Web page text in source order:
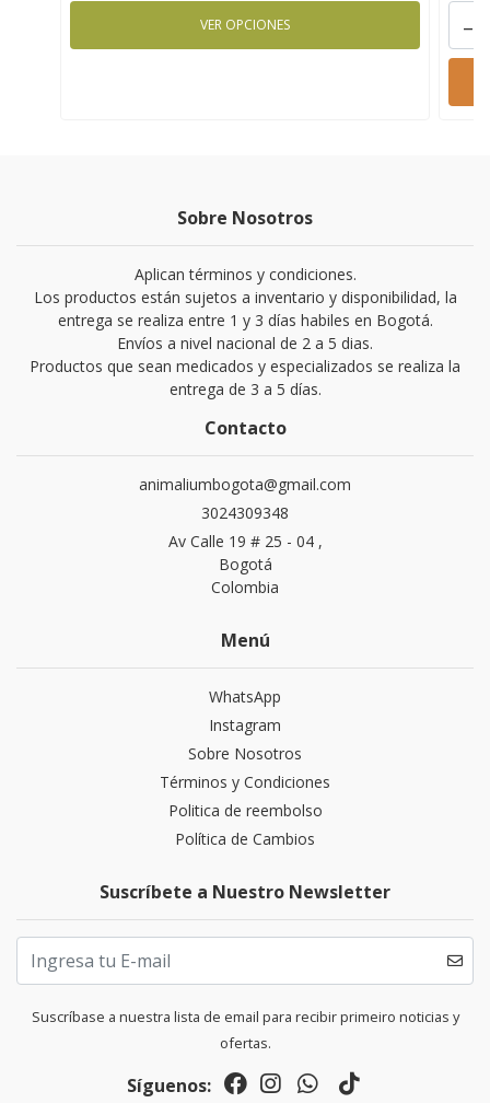
VER OPCIONES -
Sobre Nosotros
Aplican términos y condiciones.
Los productos están sujetos a inventario y disponibilidad, la
entrega se realiza entre 1 y 3 días habiles en Bogotá.
Envíos a nivel nacional de 2 a 5 dias.
Productos que sean medicados y especializados se realiza la
entrega de 3 a 5 días.
Contacto
animaliumbogota@gmail.com
3024309348
Av Calle 19 # 25 - 04 ,
Bogotá
Colombia
Menú
WhatsApp
Instagram
Sobre Nosotros
Términos y Condiciones
Politica de reembolso
Política de Cambios
Suscríbete a Nuestro Newsletter
Suscríbase a nuestra lista de email para recibir primeiro noticias y
ofertas.
Síguenos: